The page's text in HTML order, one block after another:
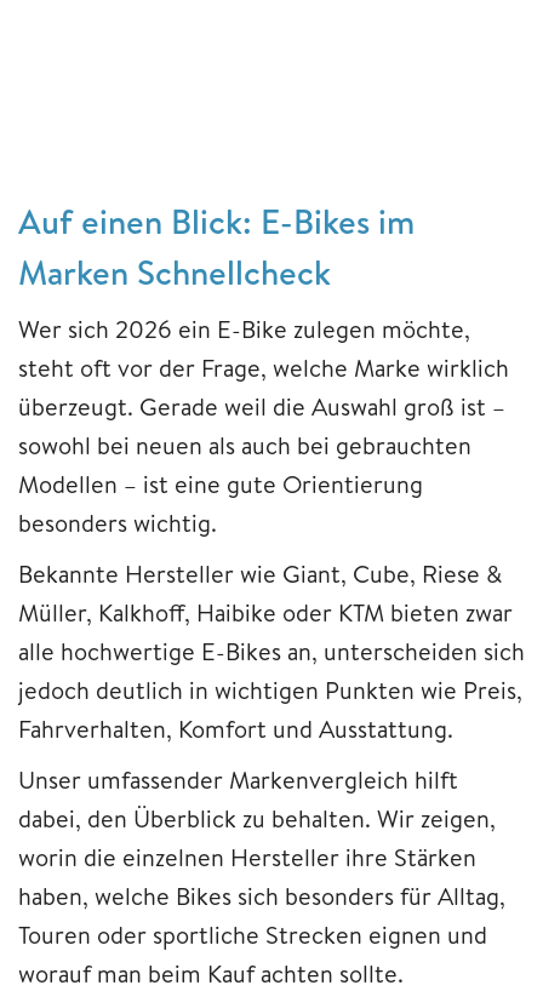
Auf einen Blick: E-Bikes im
Marken Schnellcheck
Wer sich 2026 ein E-Bike zulegen möchte,
steht oft vor der Frage, welche Marke wirklich
überzeugt. Gerade weil die Auswahl groß ist –
sowohl bei neuen als auch bei gebrauchten
Modellen – ist eine gute Orientierung
besonders wichtig.
Bekannte Hersteller wie Giant, Cube, Riese &
Müller, Kalkhoff, Haibike oder KTM bieten zwar
alle hochwertige E-Bikes an, unterscheiden sich
jedoch deutlich in wichtigen Punkten wie Preis,
Fahrverhalten, Komfort und Ausstattung.
Unser umfassender Markenvergleich hilft
dabei, den Überblick zu behalten. Wir zeigen,
worin die einzelnen Hersteller ihre Stärken
haben, welche Bikes sich besonders für Alltag,
Touren oder sportliche Strecken eignen und
worauf man beim Kauf achten sollte.